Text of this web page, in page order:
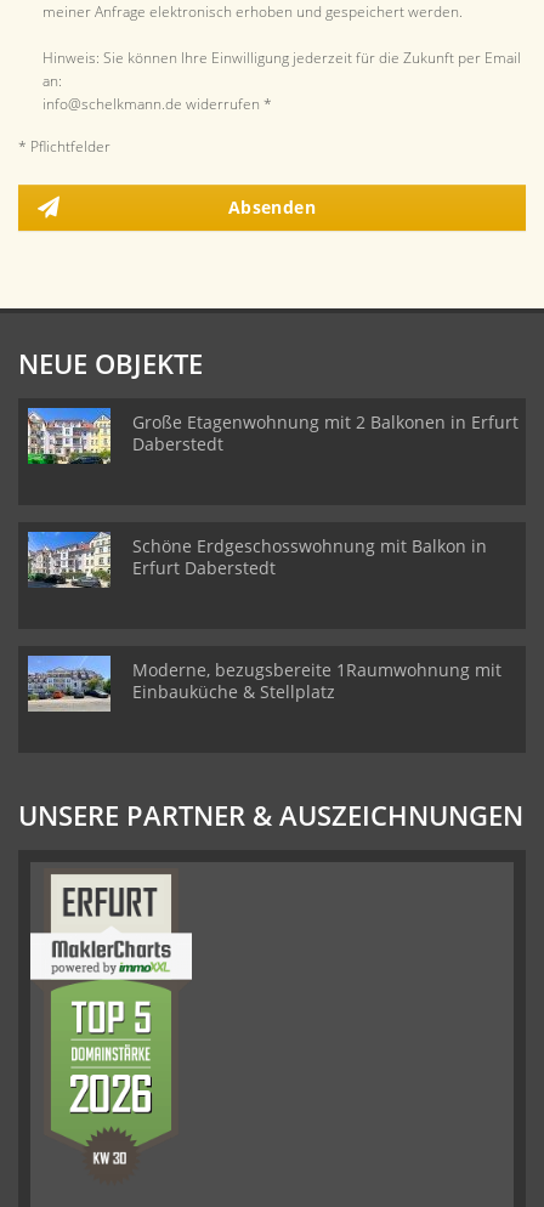
meiner Anfrage elektronisch erhoben und gespeichert werden.
Hinweis: Sie können Ihre Einwilligung jederzeit für die Zukunft per Email
an:
info@schelkmann.de widerrufen *
* Pflichtfelder
Absenden
NEUE OBJEKTE
Große Etagenwohnung mit 2 Balkonen in Erfurt
Daberstedt
Schöne Erdgeschosswohnung mit Balkon in
Erfurt Daberstedt
Moderne, bezugsbereite 1Raumwohnung mit
Einbauküche & Stellplatz
UNSERE PARTNER & AUSZEICHNUNGEN